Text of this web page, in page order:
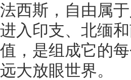
法西斯，自由属
进入印支、北缅
值，是组成它的
远大放眼世界。